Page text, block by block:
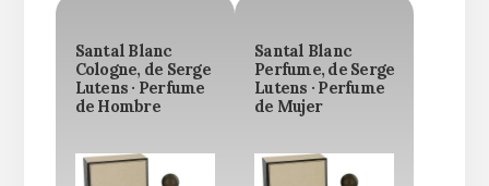
Santal Blanc
Cologne, de Serge
Lutens · Perfume
de Hombre
Santal Blanc
Perfume, de Serge
Lutens · Perfume
de Mujer